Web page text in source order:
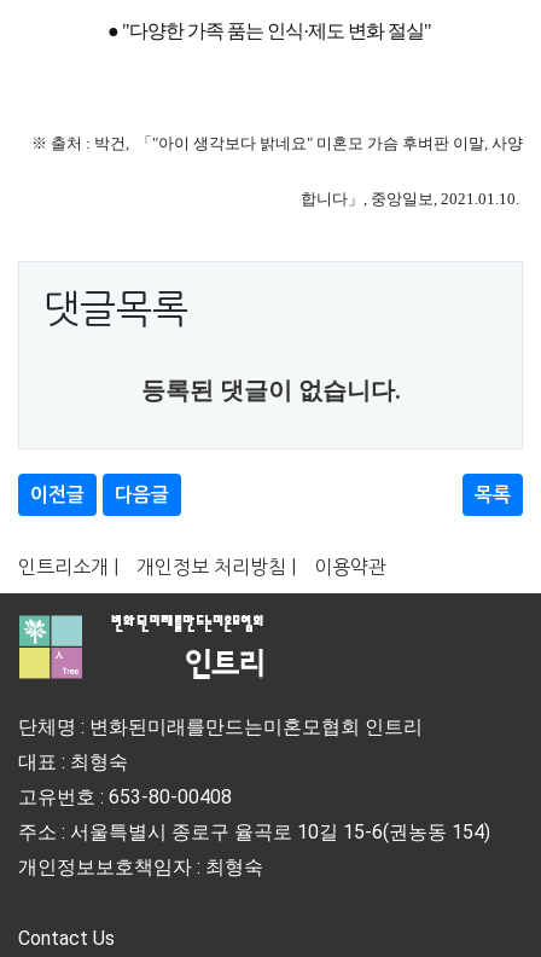
● "다양한 가족 품는 인식·제도 변화 절실"
※ 출처 : 박건, 「"아이 생각보다 밝네요" 미혼모 가슴 후벼판 이말, 사양
합니다」, 중앙일보, 2021.01.10.
댓글목록
등록된 댓글이 없습니다.
이전글 다음글 목록
인트리소개 | 개인정보 처리방침 | 이용약관
단체명 : 변화된미래를만드는미혼모협회 인트리
대표 : 최형숙
고유번호 : 653-80-00408
주소 : 서울특별시 종로구 율곡로 10길 15-6(권농동 154)
개인정보보호책임자 : 최형숙
Contact Us